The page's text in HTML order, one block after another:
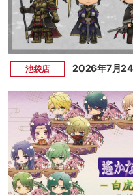
池袋店 2026年7月